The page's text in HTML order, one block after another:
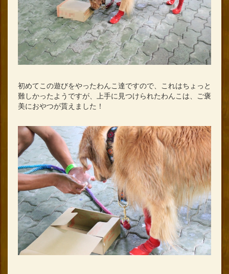
初めてこの遊びをやったわんこ達ですので、これはちょっと
難しかったようですが、上手に見つけられたわんこは、ご褒
美におやつが貰えました！